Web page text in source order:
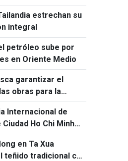
estrechan su
integral
petróleo sube por
en Oriente Medio
garantizar el
obras para la
2027
Internacional de
Ho Chi Minh
de su historia
en Ta Xua
teñido tradicional con